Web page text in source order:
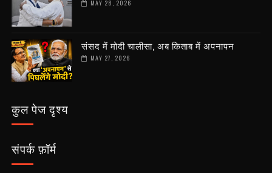
MAY 28, 2026
संसद में मोदी चालीसा, अब किताब में अपनापन
MAY 27, 2026
कुल पेज दृश्य
संपर्क फ़ॉर्म